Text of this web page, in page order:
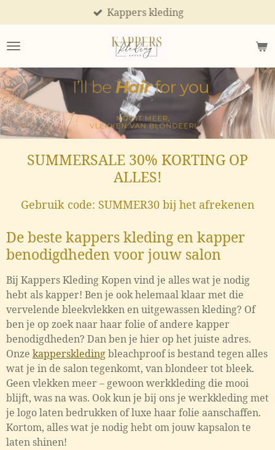
direct
naar
hoofdinhoud
Bleach proof kleding
SUMMERSALE 30% KORTING OP
ALLES!
Gebruik code: SUMMER30 bij het afrekenen
De beste kappers kleding en kapper
benodigdheden voor jouw salon
Bij Kappers Kleding Kopen vind je alles wat je nodig
hebt als kapper! Ben je ook helemaal klaar met die
vervelende bleekvlekken en uitgewassen kleding? Of
ben je op zoek naar haar folie of andere kapper
benodigdheden? Dan ben je hier op het juiste adres.
Onze kapperskledingbleachproof is bestand tegen alles
wat je in de salon tegenkomt, van blondeer tot bleek.
Geen vlekken meer – gewoon werkkleding die mooi
blijft, was na was. Ook kun je bij ons je werkkleding met
je logo laten bedrukken of luxe haar folie aanschaffen.
Kortom, alles wat je nodig hebt om jouw kapsalon te
laten shinen!